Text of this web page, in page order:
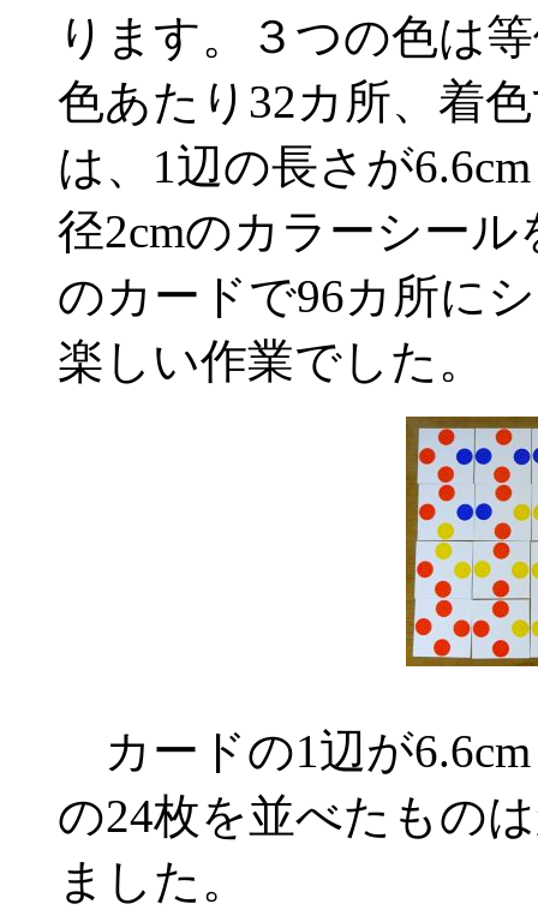
ります。３つの色は
色あたり32カ所、着
は、1辺の長さが
径2cmのカラーシー
のカードで96カ所に
楽しい作業でした。
カードの1辺が
の24枚を並べたもの
ました。